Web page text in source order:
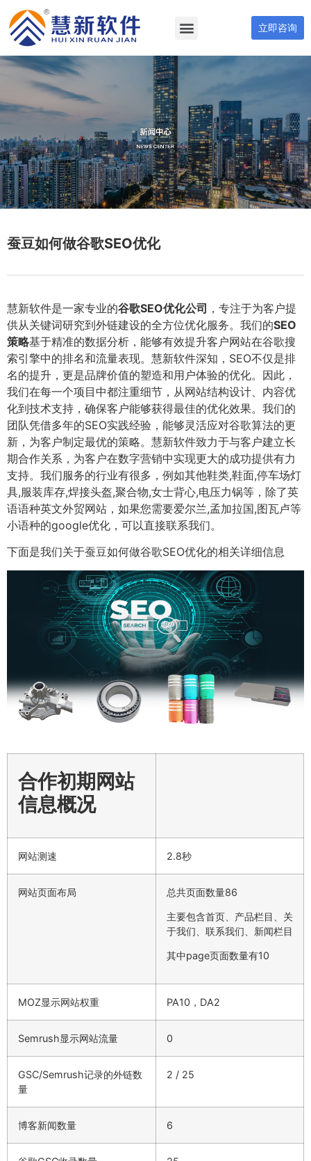
立即咨询
蚕豆如何做谷歌SEO优化
慧新软件是一家专业的谷歌SEO优化公司 ，专注于为客户提
供从关键词研究到外链建设的全方位优化服务。我们的SEO
策略基于精准的数据分析，能够有效提升客户网站在谷歌搜
索引擎中的排名和流量表现。慧新软件深知，SEO不仅是排
名的提升，更是品牌价值的塑造和用户体验的优化。因此，
我们在每一个项目中都注重细节，从网站结构设计、内容优
化到技术支持，确保客户能够获得最佳的优化效果。我们的
团队凭借多年的SEO实践经验，能够灵活应对谷歌算法的更
新，为客户制定最优的策略。慧新软件致力于与客户建立长
期合作关系，为客户在数字营销中实现更大的成功提供有力
支持。我们服务的行业有很多，例如其他鞋类,鞋面,停车场灯
具,服装库存,焊接头盔,聚合物,女士背心,电压力锅等，除了英
语语种英文外贸网站，如果您需要爱尔兰,孟加拉国,图瓦卢等
小语种的google优化，可以直接联系我们。
下面是我们关于蚕豆如何做谷歌SEO优化的相关详细信息
合作初期网站
信息概况
网站测速 2.8秒
网站页面布局 总共页面数量86
主要包含首页、产品栏目、关
于我们、联系我们、新闻栏目
其中page页面数量有10
MOZ显示网站权重 PA10，DA2
Semrush显示网站流量 0
GSC/Semrush记录的外链数
量
2 / 25
博客新闻数量 6